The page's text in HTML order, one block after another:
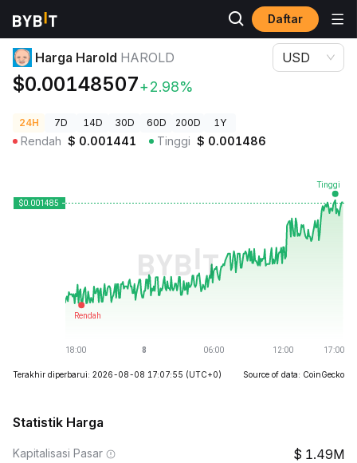
Daftar
Harga Kripto
Harga Harold HAROLD
$0.00148507+2.98%
USD
24H 7D 14D 30D 60D 200D 1Y
Rendah $ 0.001441 Tinggi $ 0.001486
Terakhir diperbarui: 2026-08-08 17:07:55 (UTC+0) Source of data: CoinGecko
Statistik Harga
Kapitalisasi Pasar 1.49M